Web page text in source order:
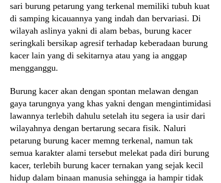
sari burung petarung yang terkenal memiliki tubuh kuat
di samping kicauannya yang indah dan bervariasi. Di
wilayah aslinya yakni di alam bebas, burung kacer
seringkali bersikap agresif terhadap keberadaan burung
kacer lain yang di sekitarnya atau yang ia anggap
mengganggu.
Burung kacer akan dengan spontan melawan dengan
gaya tarungnya yang khas yakni dengan mengintimidasi
lawannya terlebih dahulu setelah itu segera ia usir dari
wilayahnya dengan bertarung secara fisik. Naluri
petarung burung kacer memng terkenal, namun tak
semua karakter alami tersebut melekat pada diri burung
kacer, terlebih burung kacer ternakan yang sejak kecil
hidup dalam binaan manusia sehingga ia hampir tidak